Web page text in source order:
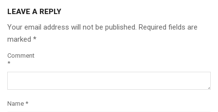
LEAVE A REPLY
Your email address will not be published. Required fields are
marked *
Comment
*
Name *